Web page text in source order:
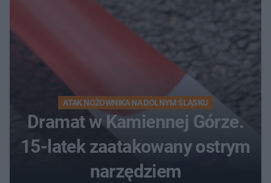
ATAK NOŻOWNIKA NA DOLNYM ŚLĄSKU
Dramat w Kamiennej Górze.
15-latek zaatakowany ostrym
narzędziem